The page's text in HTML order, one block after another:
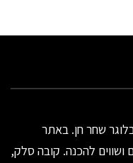
שחר חן. באתר
ושווים להכנה. קובה סלק,